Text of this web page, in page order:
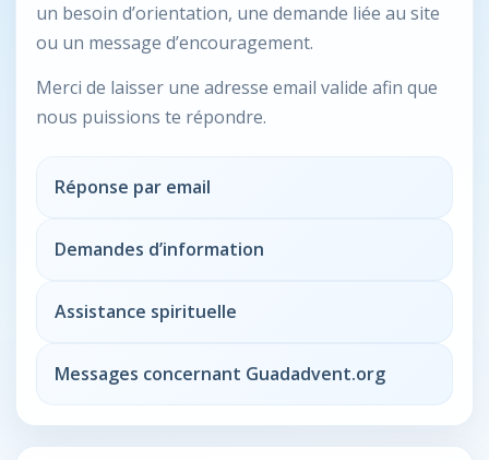
un besoin d’orientation, une demande liée au site
ou un message d’encouragement.
Merci de laisser une adresse email valide afin que
nous puissions te répondre.
Réponse par email
Demandes d’information
Assistance spirituelle
Messages concernant Guadadvent.org